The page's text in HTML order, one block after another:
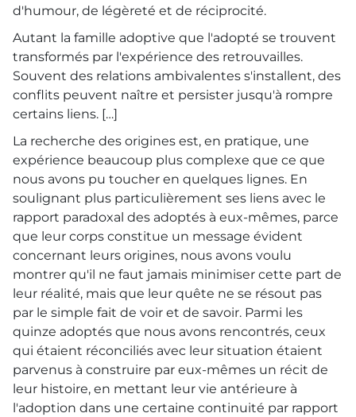
d'humour, de légèreté et de réciprocité.
Autant la famille adoptive que l'adopté se trouvent
transformés par l'expérience des retrouvailles.
Souvent des relations ambivalentes s'installent, des
conflits peuvent naître et persister jusqu'à rompre
certains liens. […]
La recherche des origines est, en pratique, une
expérience beaucoup plus complexe que ce que
nous avons pu toucher en quelques lignes. En
soulignant plus particulièrement ses liens avec le
rapport paradoxal des adoptés à eux-mêmes, parce
que leur corps constitue un message évident
concernant leurs origines, nous avons voulu
montrer qu'il ne faut jamais minimiser cette part de
leur réalité, mais que leur quête ne se résout pas
par le simple fait de voir et de savoir. Parmi les
quinze adoptés que nous avons rencontrés, ceux
qui étaient réconciliés avec leur situation étaient
parvenus à construire par eux-mêmes un récit de
leur histoire, en mettant leur vie antérieure à
l'adoption dans une certaine continuité par rapport